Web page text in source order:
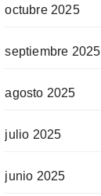
octubre 2025
septiembre 2025
agosto 2025
julio 2025
junio 2025